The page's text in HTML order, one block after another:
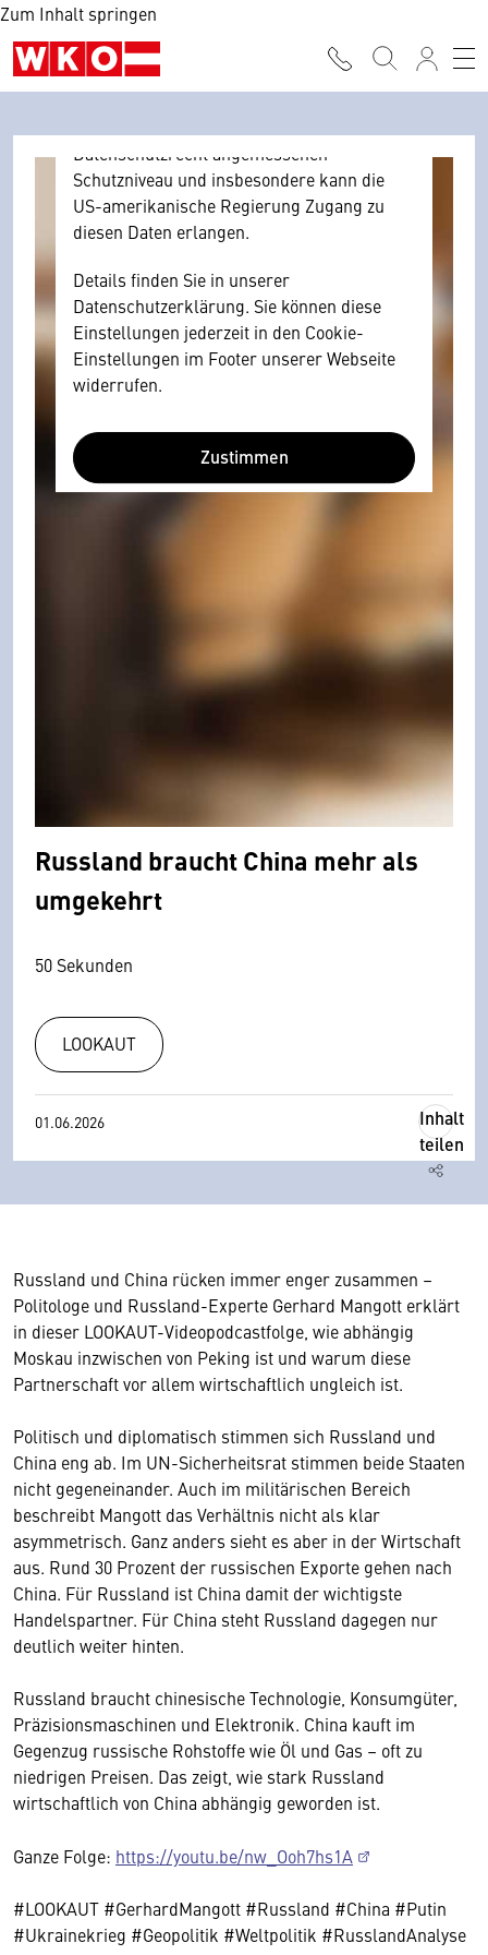
Zum Inhalt springen
Browser personenbezogene technische
Daten zu Geräten und Nutzerverhalten
mitunter mit US-amerikanischen Anbietern
Datenschutzrecht angemessenen
Schutzniveau und insbesondere kann die
US-amerikanische Regierung Zugang zu
diesen Daten erlangen.
Details finden Sie in unserer
Datenschutzerklärung. Sie können diese
Einstellungen jederzeit in den Cookie-
Einstellungen im Footer unserer Webseite
widerrufen.
Zustimmen
Russland braucht China mehr als
umgekehrt
50 Sekunden
LOOKAUT
01.06.2026
Inhalt
teilen
Russland und China rücken immer enger zusammen –
Politologe und Russland-Experte Gerhard Mangott erklärt
in dieser LOOKAUT-Videopodcastfolge, wie abhängig
Moskau inzwischen von Peking ist und warum diese
Partnerschaft vor allem wirtschaftlich ungleich ist.
Politisch und diplomatisch stimmen sich Russland und
China eng ab. Im UN-Sicherheitsrat stimmen beide Staaten
nicht gegeneinander. Auch im militärischen Bereich
beschreibt Mangott das Verhältnis nicht als klar
asymmetrisch. Ganz anders sieht es aber in der Wirtschaft
aus. Rund 30 Prozent der russischen Exporte gehen nach
China. Für Russland ist China damit der wichtigste
Handelspartner. Für China steht Russland dagegen nur
deutlich weiter hinten.
Russland braucht chinesische Technologie, Konsumgüter,
Präzisionsmaschinen und Elektronik. China kauft im
Gegenzug russische Rohstoffe wie Öl und Gas – oft zu
niedrigen Preisen. Das zeigt, wie stark Russland
wirtschaftlich von China abhängig geworden ist.
Ganze Folge: https://youtu.be/nw_Ooh7hs1A
#LOOKAUT #GerhardMangott #Russland #China #Putin
#Ukrainekrieg #Geopolitik #Weltpolitik #RusslandAnalyse